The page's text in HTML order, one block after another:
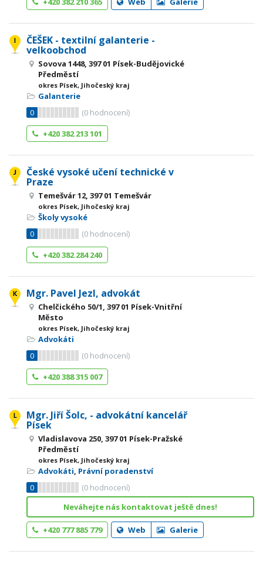
ČEŠEK - textilní galanterie -
velkoobchod
Sovova 1448, 397 01 Písek-Budějovické
Předměstí
okres Písek, Jihočeský kraj
Galanterie
0
(0 hodnocení)
+420 382 213 101
České vysoké učení technické v
Praze
Temešvár 12, 397 01 Temešvár
okres Písek, Jihočeský kraj
Školy vysoké
0
(0 hodnocení)
+420 382 284 240
Mgr. Pavel Jezl, advokát
Chelčického 50/1, 397 01 Písek-Vnitřní
Město
okres Písek, Jihočeský kraj
Advokáti
0
(0 hodnocení)
+420 388 315 007
Mgr. Jiří Šolc, - advokátní kancelář
Písek
Vladislavova 250, 397 01 Písek-Pražské
Předměstí
okres Písek, Jihočeský kraj
Advokáti, Právní poradenství
0
(0 hodnocení)
Neváhejte nás kontaktovat ještě dnes!
+420 777 885 779 Web Galerie